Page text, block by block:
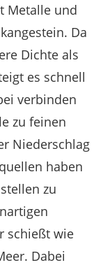
Metalle und
Da
Dichte als
es schnell
verbinden
zu feinen
Niederschlag
haben
zu
schießt wie
Dabei